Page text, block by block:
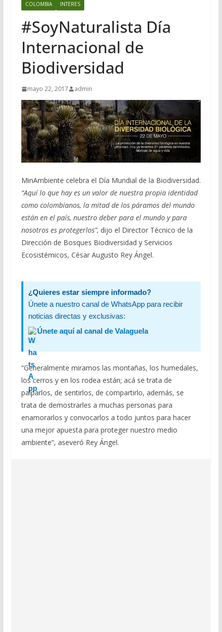
COLOMBIA INTERES
#SoyNaturalista Día
Internacional de
Biodiversidad
mayo 22, 2017 admin
MinAmbiente celebra el Día Mundial de la Biodiversidad.
“Aquí lo que hay es un valor de nuestra propia identidad
como colombianos, la mitad de los páramos del mundo
están en el país, nuestro deber para el mundo y para
nosotros es protegerlos”, dijo el Director Técnico de la
Dirección de Bosques Biodiversidad y Servicios
Ecosistémicos, César Augusto Rey Ángel.
¿Quieres estar siempre informado?
Únete a nuestro canal de WhatsApp para recibir
noticias directas y exclusivas:
Únete aquí al canal de Valaguela
“Generalmente miramos las montañas, los humedales,
los cerros y en los rodea están; acá se trata de
palparlos, de sentirlos, de compartirlo, además, se
trata de demostrarles a muchas personas para
enamorarlos y convocarlos a todo juntos para hacer
una mejor apuesta para proteger nuestro medio
ambiente”, aseveró Rey Ángel.